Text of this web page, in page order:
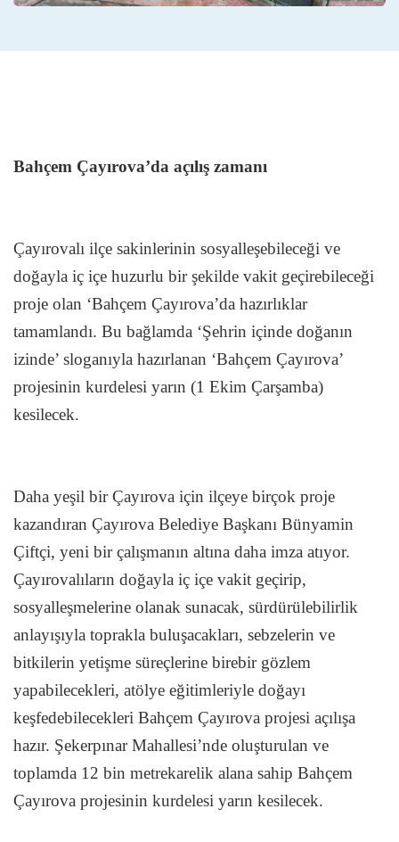
Bahçem Çayırova’da açılış zamanı
Çayırovalı ilçe sakinlerinin sosyalleşebileceği ve
doğayla iç içe huzurlu bir şekilde vakit geçirebileceği
proje olan ‘Bahçem Çayırova’da hazırlıklar
tamamlandı. Bu bağlamda ‘Şehrin içinde doğanın
izinde’ sloganıyla hazırlanan ‘Bahçem Çayırova’
projesinin kurdelesi yarın (1 Ekim Çarşamba)
kesilecek.
Daha yeşil bir Çayırova için ilçeye birçok proje
kazandıran Çayırova Belediye Başkanı Bünyamin
Çiftçi, yeni bir çalışmanın altına daha imza atıyor.
Çayırovalıların doğayla iç içe vakit geçirip,
sosyalleşmelerine olanak sunacak, sürdürülebilirlik
anlayışıyla toprakla buluşacakları, sebzelerin ve
bitkilerin yetişme süreçlerine birebir gözlem
yapabilecekleri, atölye eğitimleriyle doğayı
keşfedebilecekleri Bahçem Çayırova projesi açılışa
hazır. Şekerpınar Mahallesi’nde oluşturulan ve
toplamda 12 bin metrekarelik alana sahip Bahçem
Çayırova projesinin kurdelesi yarın kesilecek.